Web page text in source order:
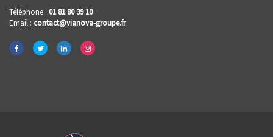
Téléphone : 01 81 80 39 10
Email : contact@vianova-groupe.fr